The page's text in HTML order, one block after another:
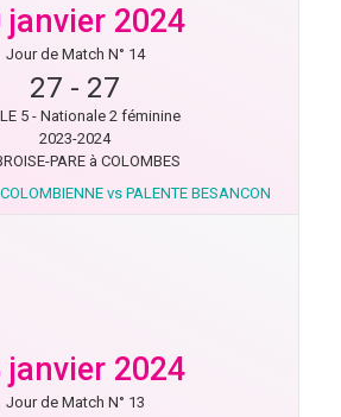
janvier 2024
Jour de Match N° 14
27 - 27
5 - Nationale 2 féminine
2023-2024
PARE à COLOMBES
vs PALENTE BESANCON
janvier 2024
Jour de Match N° 13